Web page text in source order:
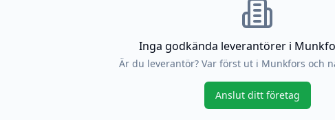
Inga godkända leverantörer i
Är du leverantör? Var först ut i Munkfors och
Anslut ditt företag